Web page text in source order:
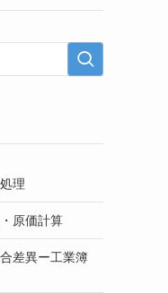
理
原価計算
差異ー工業簿